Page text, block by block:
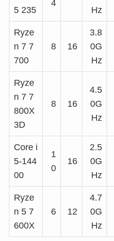
5 235
4
Hz
Ryze
n 7 7
700
8 16
3.8
0G
Hz
Ryze
n 7 7
800X
3D
8 16
4.5
0G
Hz
Core i
5-144
00
1
0
16
2.5
0G
Hz
Ryze
n 5 7
600X
6 12
4.7
0G
Hz